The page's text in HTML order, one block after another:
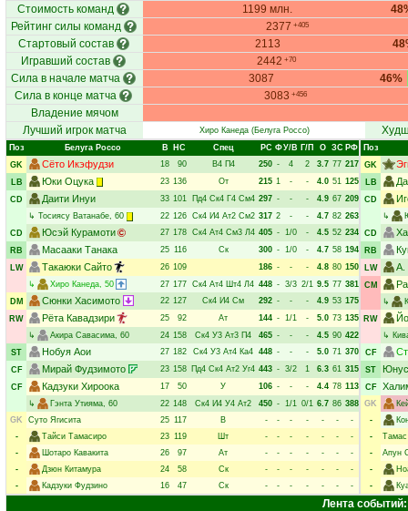
Стоимость команд 1199 млн.
Рейтинг силы команд
2377 +405
Стартовый состав 2113
Игравший состав
2442 +70
Сила в начале матча 3087
46%
Сила в конце матча
3083 +456
Владение мячом
Лучший игрок матча
Хиро Канеда(Белуга Россо)
Поз Белуга Россо В НC Спец РC ФУ/В Г/П О ЗС РФ
GK
Сёто Икэфудзи 18 90 В4 П4 250 - 4 2 3.7 77 217
LB
Юки Оцука 23 136 От 215 1 - - 4.0 51 125
CD
Даити Инуи 33 101 Пд4 Ск4 Г4 См4 297 - - - 4.9 67 209
↳ Тосиясу Ватанабе, 60 22 126 Ск4 И4 Ат2 См2 317 2 - - 4.7 82 263
CD
Юсэй Курамоти 27 178 Ск4 Ат4 См3 Л4 405 - 1/0 - 4.5 52 234
RB
Масааки Танака 25 116 Ск 300 - 1/0 - 4.7 58 194
LW
Такаюки Сайто 26 109 186 - - - 4.8 80 150
↳
Хиро Канеда, 50 27 177 Ск4 Ат4 Шт4 Л4 448 - 3/3 2/1 9.5 77 381
DM
Сюнки Хасимото 22 127 Ск4 И4 См 292 - - - 4.9 53 175
RW
Рёта Кавадзири 25 92 Ат 144 - 1/1 - 5.0 73 135
↳
Акира Савасима, 60 24 158 Ск4 У3 Ат3 П4 465 - - - 4.5 90 422
ST
Нобуя Аои 27 182 Ск4 У3 Ат4 Ка4 448 - - - 5.0 71 370
CF
Мирай Фудзимото 23 158 Пд4 Ск4 Ат2 Уг4 443 - 3/2 1 6.3 61 315
CF
Кадзуки Хироока 17 50 У 106 - - - 4.4 78 113
↳
Гэнта Утияма, 60 22 148 Ск4 И4 У4 Ат2 450 - 1/1 0/1 6.7 86 388
GK
Суто Ягисита 25 117 В - - - - - -
-
-
Тайси Тамасиро 23 119 Шт - - - - - -
-
-
Шотаро Кавакита 26 97 Ат - - - - - -
-
-
Дзюн Китамура 24 58 Ск - - - - - -
-
-
Кадзуки Фудзино 16 47 Ск - - - - - - -
Поз
GK
LB
CD
↳
CD
RB
LW А.
CM
↳
RW
↳
CF
ST
CF
GK
-
-
-
Апун
-
-
Лента событий: